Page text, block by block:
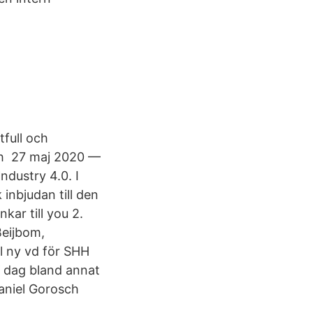
och
27 maj 2020 —
4.0. I
till den
till you 2.
ny vd för SHH
dag bland annat
Gorosch